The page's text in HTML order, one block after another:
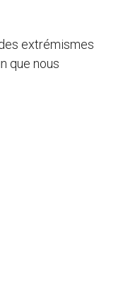
extrémismes
que nous